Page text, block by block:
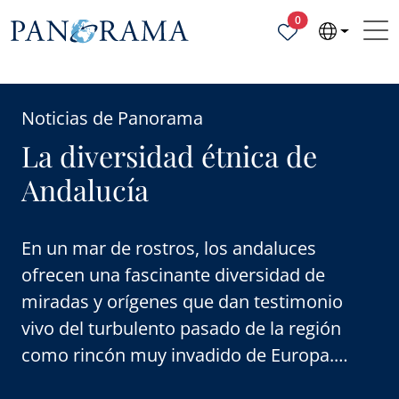
0Propiedades
Noticias de Panorama
La diversidad étnica de
Andalucía
En un mar de rostros, los andaluces
ofrecen una fascinante diversidad de
miradas y orígenes que dan testimonio
vivo del turbulento pasado de la región
como rincón muy invadido de Europa.